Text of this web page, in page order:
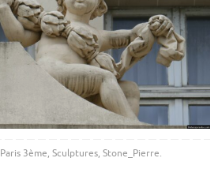
Paris 3ème, Sculptures, Stone_Pierre.